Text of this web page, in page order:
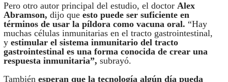
Pero otro autor principal del estudio, el doctor Alex
Abramson, dijo que esto puede ser suficiente en
términos de usar la píldora como vacuna oral. “Hay
muchas células inmunitarias en el tracto gastrointestinal,
y estimular el sistema inmunitario del tracto
gastrointestinal es una forma conocida de crear una
respuesta inmunitaria”, subrayó.
Tambiénesperan que la tecnología algún día pueda